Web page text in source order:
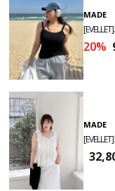
MADE
20%
MADE